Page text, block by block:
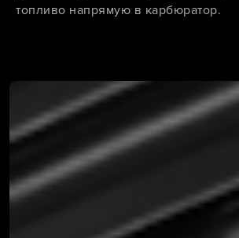
топливо напрямую в карбюратор.